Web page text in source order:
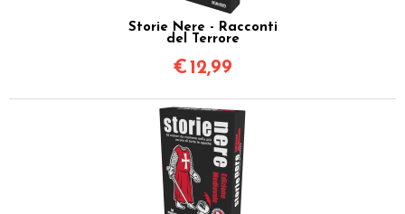
Storie Nere - Racconti
del Terrore
€ 12,99